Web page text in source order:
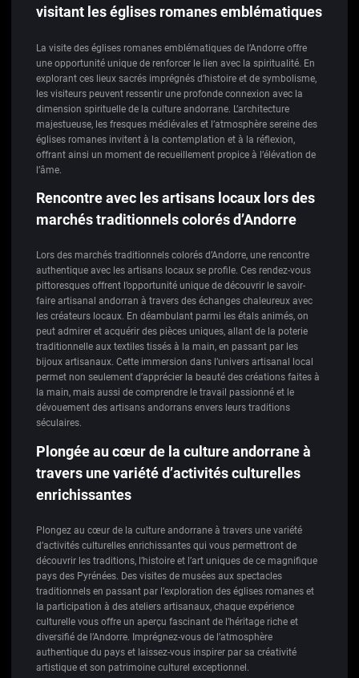
visitant les églises romanes emblématiques
La visite des églises romanes emblématiques de l’Andorre offre
une opportunité unique de renforcer le lien avec la spiritualité. En
explorant ces lieux sacrés imprégnés d’histoire et de symbolisme,
les visiteurs peuvent ressentir une profonde connexion avec la
dimension spirituelle de la culture andorrane. L’architecture
majestueuse, les fresques médiévales et l’atmosphère sereine des
églises romanes invitent à la contemplation et à la réflexion,
offrant ainsi un moment de recueillement propice à l’élévation de
l’âme.
Rencontre avec les artisans locaux lors des
marchés traditionnels colorés d’Andorre
Lors des marchés traditionnels colorés d’Andorre, une rencontre
authentique avec les artisans locaux se profile. Ces rendez-vous
pittoresques offrent l’opportunité unique de découvrir le savoir-
faire artisanal andorran à travers des échanges chaleureux avec
les créateurs locaux. En déambulant parmi les étals animés, on
peut admirer et acquérir des pièces uniques, allant de la poterie
traditionnelle aux textiles tissés à la main, en passant par les
bijoux artisanaux. Cette immersion dans l’univers artisanal local
permet non seulement d’apprécier la beauté des créations faites à
la main, mais aussi de comprendre le travail passionné et le
dévouement des artisans andorrans envers leurs traditions
séculaires.
Plongée au cœur de la culture andorrane à
travers une variété d’activités culturelles
enrichissantes
Plongez au cœur de la culture andorrane à travers une variété
d’activités culturelles enrichissantes qui vous permettront de
découvrir les traditions, l’histoire et l’art uniques de ce magnifique
pays des Pyrénées. Des visites de musées aux spectacles
traditionnels en passant par l’exploration des églises romanes et
la participation à des ateliers artisanaux, chaque expérience
culturelle vous offre un aperçu fascinant de l’héritage riche et
diversifié de l’Andorre. Imprégnez-vous de l’atmosphère
authentique du pays et laissez-vous inspirer par sa créativité
artistique et son patrimoine culturel exceptionnel.